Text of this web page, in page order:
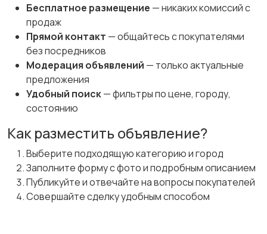
Бесплатное размещение — никаких комиссий с
продаж
Прямой контакт — общайтесь с покупателями
без посредников
Модерация объявлений — только актуальные
предложения
Удобный поиск— фильтры по цене, городу,
состоянию
Как разместить объявление?
Выберите подходящую категорию и город
Заполните форму с фото и подробным описанием
Публикуйте и отвечайте на вопросы покупателей
Совершайте сделку удобным способом